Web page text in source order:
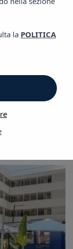
Blue
la POLITICA